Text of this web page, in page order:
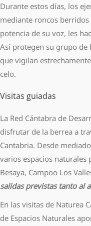
Durante estos días, los
mediante roncos
potencia de su voz, les
Así protegen su grupo de
que vigilan
celo.
Visitas guiadas
La Red Cántabra de
disfrutar de la berrea a
Cantabria. Desde
varios espacios naturales
Besaya, Campoo Los
salidas previstas tanto al
En las visitas de Naturea
de Espacios Naturales